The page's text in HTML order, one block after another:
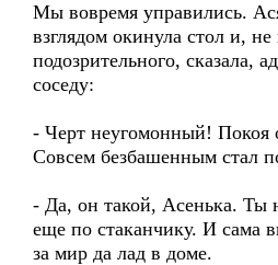
Мы вовремя управились.
взглядом окинула стол и,
подозрительного, сказала,
соседу:
- Черт неугомонный! Покоя
Совсем безбашенным стал
- Да, он такой, Асенька. Ты
еще по стаканчику. И сама
за мир да лад в доме.